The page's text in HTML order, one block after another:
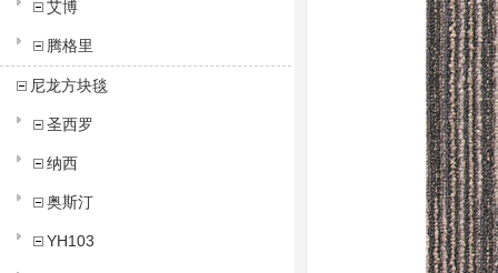
艾博
腾格里
尼龙方块毯
圣西罗
纳西
奥斯汀
YH103